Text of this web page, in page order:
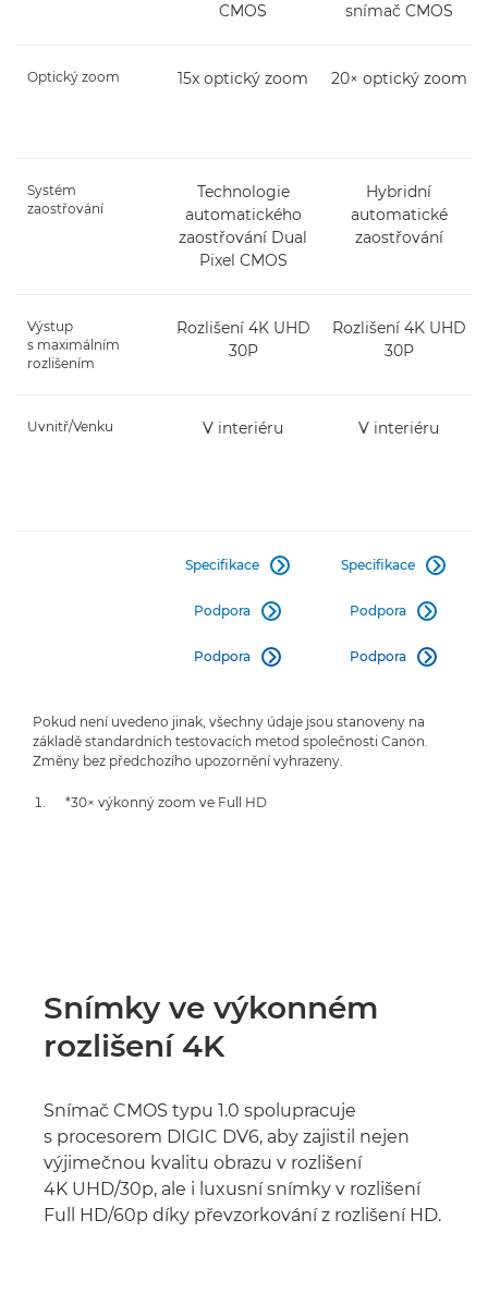
CMOS
snímač CMOS
Optický zoom 15x optický zoom 20× optický zoom
Systém
zaostřování
Technologie
automatického
zaostřování Dual
Pixel CMOS
Hybridní
automatické
zaostřování
Výstup
s maximálním
rozlišením
Rozlišení 4K UHD
30P
Rozlišení 4K UHD
30P
Uvnitř/Venku V interiéru
V interiéru
Specifikace 
Podpora 
Podpora 
Specifikace 
Podpora 
Podpora 
Pokud není uvedeno jinak, všechny údaje jsou stanoveny na
základě standardních testovacích metod společnosti Canon.
Změny bez předchozího upozornění vyhrazeny.
*30× výkonný zoom ve Full HD
Snímky ve výkonném
rozlišení 4K
Snímač CMOS typu 1.0 spolupracuje
s procesorem DIGIC DV6, aby zajistil nejen
výjimečnou kvalitu obrazu v rozlišení
4K UHD/30p, ale i luxusní snímky v rozlišení
Full HD/60p díky převzorkování z rozlišení HD.